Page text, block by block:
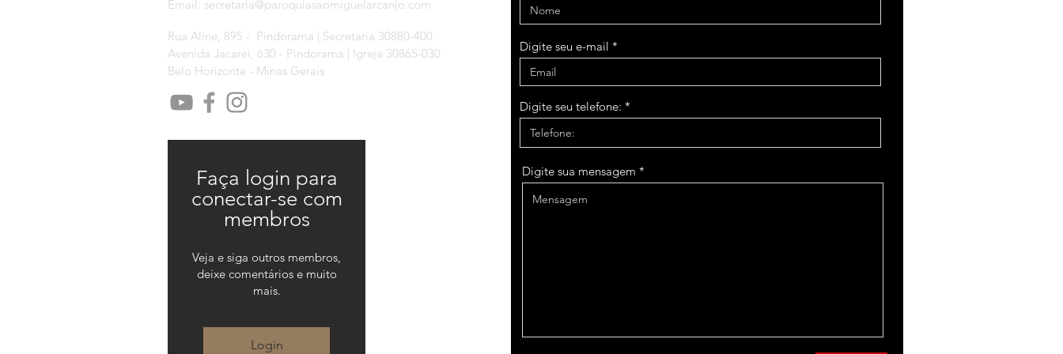
Email: secretaria@paroquiasaomiguelarcanjo.com
Rua Aline, 895 - Pindorama | Secretaria 30880-400
Avenida Jacareí, 630 - Pindorama | Igreja 30865-030
Belo Horizonte - Minas Gerais
Faça login para
conectar-se com
membros
Veja e siga outros membros,
deixe comentários e muito
mais.
Login
Digite seu e-mail
Digite seu telefone:
Digite sua mensagem